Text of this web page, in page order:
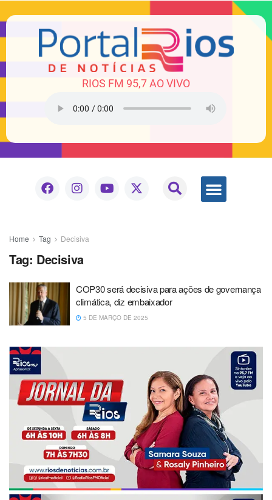
RIOS FM 95,7 AO VIVO
Home Tag Decisiva
Tag: Decisiva
COP30 será decisiva para ações de governança
climática, diz embaixador
5 DE MARÇO DE 2025